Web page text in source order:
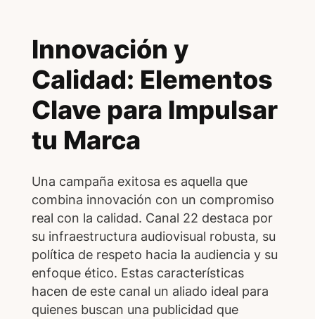
Innovación y
Calidad: Elementos
Clave para Impulsar
tu Marca
Una campaña exitosa es aquella que
combina innovación con un compromiso
real con la calidad. Canal 22 destaca por
su infraestructura audiovisual robusta, su
política de respeto hacia la audiencia y su
enfoque ético. Estas características
hacen de este canal un aliado ideal para
quienes buscan una publicidad que